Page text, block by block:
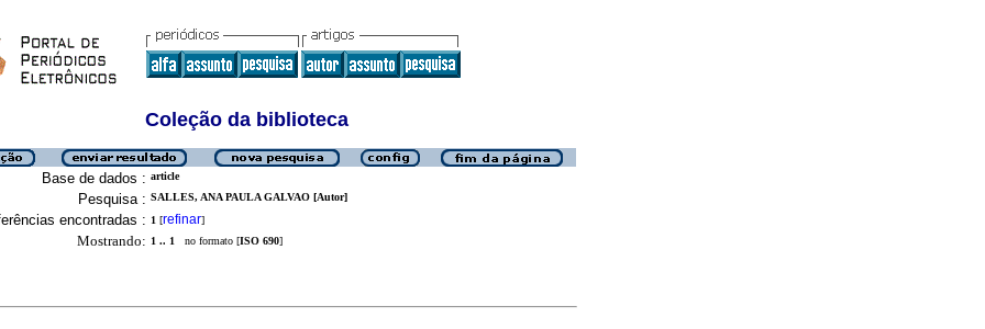
Coleção da biblioteca
Base de dados : article
Pesquisa : SALLES, ANA PAULA GALVAO [Autor]
encontradas : 1 [refinar]
Mostrando: 1 .. 1 no formato [ISO 690]